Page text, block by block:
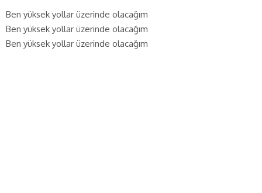
Ben yüksek yollar üzerinde olacağım
Ben yüksek yollar üzerinde olacağım
Ben yüksek yollar üzerinde olacağım